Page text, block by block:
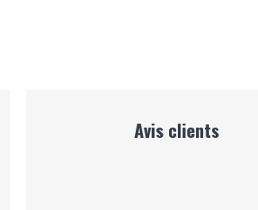
Avis clients